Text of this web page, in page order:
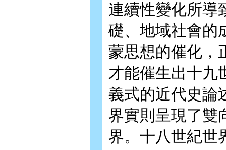
連續性變化所導
礎、地域社會的
蒙思想的催化，
才能催生出十九
義式的近代史論
界實則呈現了雙
界。十八世紀世